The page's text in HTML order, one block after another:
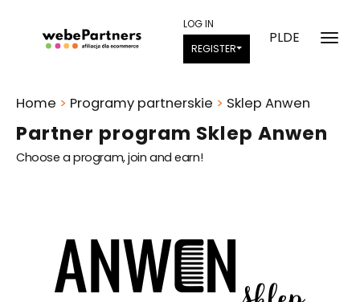
PLDE
LOG IN
REGISTER
Partner program Sklep Anwen
Choose a program, join and earn!
Home > Programy partnerskie > Sklep Anwen